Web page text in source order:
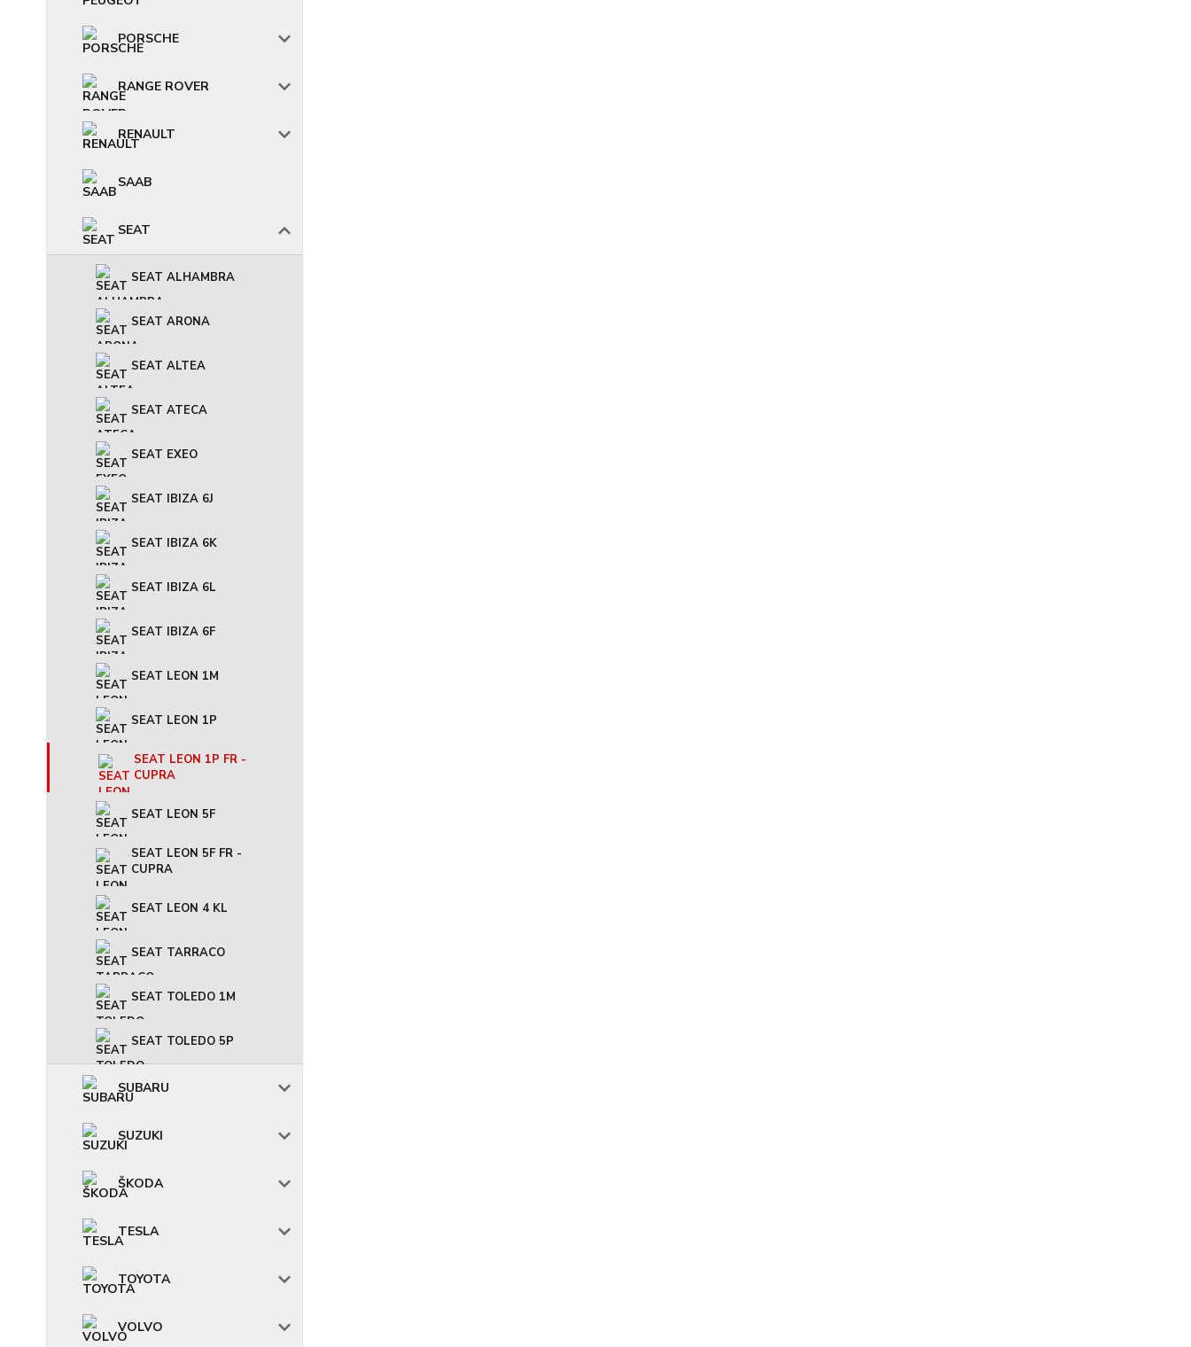
PORSCHE
RANGE ROVER
RENAULT
SAAB
SEAT
SEAT ALHAMBRA
SEAT ARONA
SEAT ALTEA
SEAT ATECA
SEAT EXEO
SEAT IBIZA 6J
SEAT IBIZA 6K
SEAT IBIZA 6L
SEAT IBIZA 6F
SEAT LEON 1M
SEAT LEON 1P
SEAT LEON 1P FR -
CUPRA
SEAT LEON 5F
SEAT LEON 5F FR -
CUPRA
SEAT LEON 4 KL
SEAT TARRACO
SEAT TOLEDO 1M
SEAT TOLEDO 5P
SUBARU
SUZUKI
ŠKODA
TESLA
TOYOTA
VOLVO